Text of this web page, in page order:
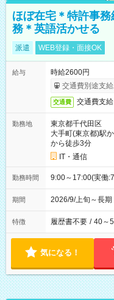
ほぼ在宅＊特許事
務＊英語活かせる
派遣 WEB登録・面接OK
給与
時給2600円
交通費別途支給
交通費 交通費支給
勤務地
東京都千代田区
大手町(東京都)駅
から徒歩3分
IT・通信
勤務時間 9:00～17:00(実働
期間 2026/9/上旬～長
特徴 履歴書不要 / 40～
気になる！